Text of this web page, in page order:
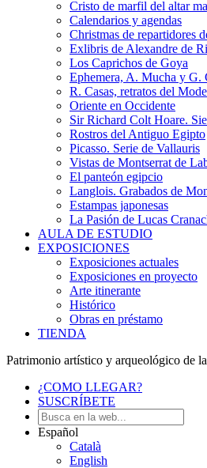
Cristo de marfil del altar
Calendarios y agendas
Christmas de repartidores
Exlibris de Alexandre de
Los Caprichos de Goya
Ephemera, A. Mucha y G.
R. Casas, retratos del
Oriente en Occidente
Sir Richard Colt Hoare.
Rostros del Antiguo Egipto
Picasso. Serie de Vallauris
Vistas de Montserrat de
El panteón egipcio
Langlois. Grabados de
Estampas japonesas
La Pasión de Lucas
AULA DE ESTUDIO
EXPOSICIONES
Exposiciones actuales
Exposiciones en proyecto
Arte itinerante
Histórico
Obras en préstamo
TIENDA
Patrimonio artístico y arqueológico de
¿COMO LLEGAR?
SUSCRÍBETE
Español
Català
English